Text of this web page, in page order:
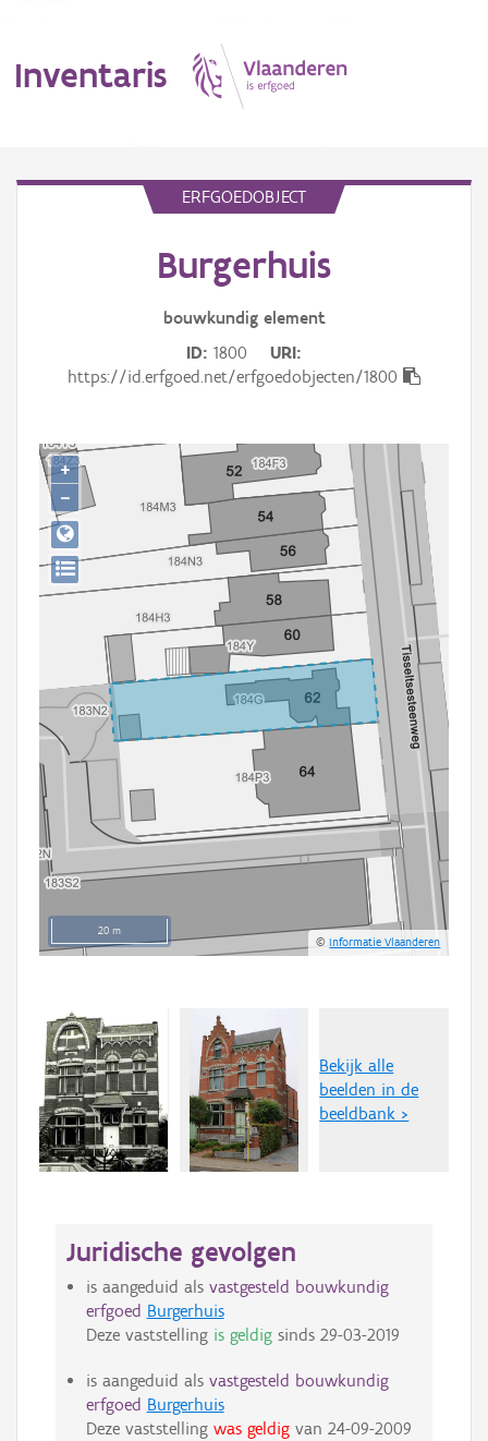
Inventaris
Gebeurtenis
Persoon of collectief
Downloads
Hergebruik
ERFGOEDOBJECT
Burgerhuis
bouwkundig element
ID 1800
URI
https://id.erfgoed.net/erfgoedobjecten/1800
20 m
©Informatie Vlaanderen
+
−
Bekijk alle
beelden in de
beeldbank >
Juridische gevolgen
is aangeduid als vastgesteld bouwkundig
erfgoed Burgerhuis
Deze vaststelling is geldigsinds 29-03-2019
is aangeduid als vastgesteld bouwkundig
erfgoed Burgerhuis
Deze vaststelling was geldigvan 24-09-2009